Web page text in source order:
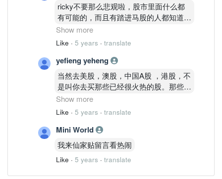
ricky不要那么悲观啦，股市里面什么都
有可能的，而且有踏进马股的人都知道，
马股是不按逻辑涨跌的，我4个月马股经
验;感觉马股后面很明显是一群庄家在操
控，所以当大家认为它会一直跌的时候，
反而他突然无端端爆发，相反当我们之前
看好手套股的时候，连续跌了1个月多.....
这群庄家不按常理出牌的，所以我对马股
最近时常抱有怀疑人生的态度。有兴趣的
话要不要来美股，我带你过去，美股这边
虽然过热，但是正常多了!业绩不达标，
掉就是掉，业绩达标好过预期，上就上
上，丝毫不拖泥带水。新股，澳股，中国
A股都可以，马股实在是......一直徘徊在
1500~1600，不知道多少年了。
Show more
Like · 5 years · translate
yefieng yeheng
当然去美股，澳股，中国A股 ，港股，不
是叫你去买那些已经很火热的股。那些国
家市场比马股好多人，而且很多好企业正
在迅速发展的，有些还没被炒上来 。也
可以考虑看看，美股最近创新高，等看看
有没有机会在市场回调时候，买一些苹
果，谷歌，亚马逊，阿里巴巴，Nvidia
,amd ,dollar general等等等等....太多大型
好企业了，只会不断快速成长，股价也永
远会创新高。不会停留在一个地方
Show more
Like · 5 years · translate
Mini World
我来仙家贴留言看热闹
Like · 5 years · translate